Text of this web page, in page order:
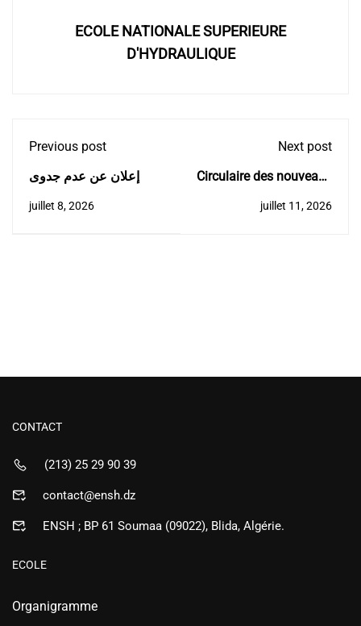
ECOLE NATIONALE SUPERIEURE
D'HYDRAULIQUE
Previous post
إعلان عن عدم جدوى
juillet 8, 2026
Next post
Circulaire des nouveaux
juillet 11, 2026
CONTACT
(213) 25 29 90 39
contact@ensh.dz
ENSH ; BP 61 Soumaa (09022), Blida, Algérie.
ECOLE
Organigramme